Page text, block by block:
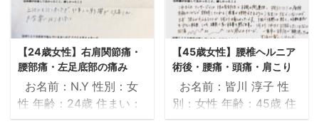
トのくびれが出てきた感
じがします。 ...
て転倒してしまいまし
た。それ以来いつ目眩 ...
した。1年前より左足が
痛くなり病院にも何回も
通院したが良くならず、
特に悪いところがないと
の診断で原因がわからな
い状態でした。 ②治療
を受けてそれらの症状は
アになり、今はひどい痛
みはないが常に違和感が
残っています。指もヘバ
ーデンでしょうか。関節
が痛く、小指の関節も最
近は変形してきたように
思います。朝にはむくみ
【24歳女性】右肩関節痛・
腰部痛・左足底部の痛み
お名前：N.Y 性別：女
性 年齢：24歳 住まい：
大阪府 職業：医療従事者
【45歳女性】腰椎ヘルニア
術後・腰痛・頭痛・肩こり
お名前：皆川 淳子 性
別：女性 年齢：45歳 住
まい：大阪府 職業：看護